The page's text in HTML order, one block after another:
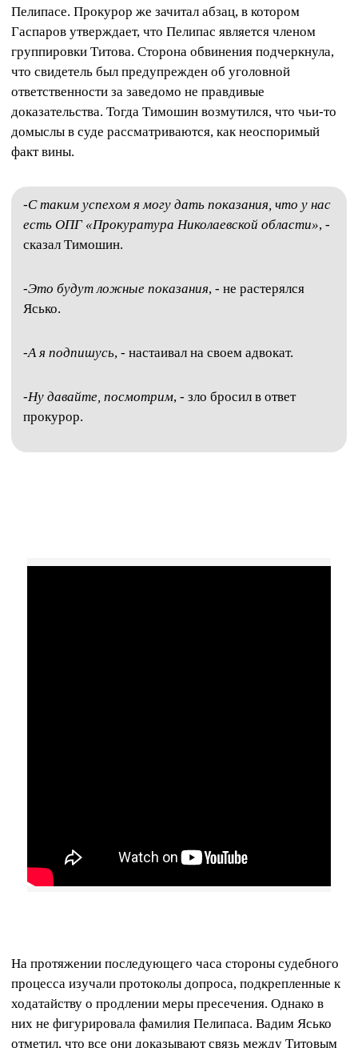
Пелипасе. Прокурор же зачитал абзац, в котором
Гаспаров утверждает, что Пелипас является членом
группировки Титова. Сторона обвинения подчеркнула,
что свидетель был предупрежден об уголовной
ответственности за заведомо не правдивые
доказательства. Тогда Тимошин возмутился, что чьи-то
домыслы в суде рассматриваются, как неоспоримый
факт вины.
-С таким успехом я могу дать показания, что у нас
есть ОПГ «Прокуратура Николаевской области», -
сказал Тимошин.
-Это будут ложные показания, - не растерялся
Ясько.
-А я подпишусь, - настаивал на своем адвокат.
-Ну давайте, посмотрим, - зло бросил в ответ
прокурор.
На протяжении последующего часа стороны судебного
процесса изучали протоколы допроса, подкрепленные к
ходатайству о продлении меры пресечения. Однако в
них не фигурировала фамилия Пелипаса. Вадим Ясько
отметил, что все они доказывают связь между Титовым